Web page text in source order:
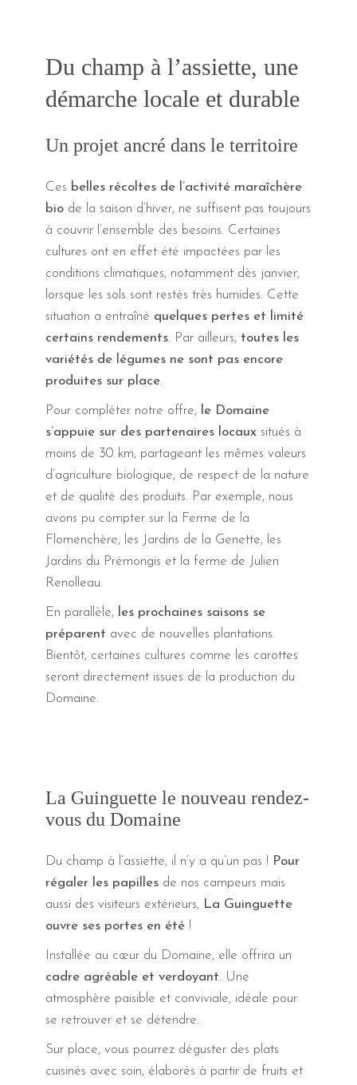
Du champ à l’assiette, une
démarche locale et durable
Un projet ancré dans le territoire
Ces belles récoltes de l’activité maraîchère
biode la saison d’hiver, ne suffisent pas toujours
à couvrir l’ensemble des besoins. Certaines
cultures ont en effet été impactées par les
conditions climatiques, notamment dès janvier,
lorsque les sols sont restés très humides. Cette
situation a entraîné quelques pertes et limité
certains rendements. Par ailleurs, toutes les
variétés de légumes ne sont pas encore
produites sur place.
Pour compléter notre offre, le Domaine
s’appuie sur des partenaires locauxsitués à
moins de 30 km, partageant les mêmes valeurs
d’agriculture biologique, de respect de la nature
et de qualité des produits. Par exemple, nous
avons pu compter sur la Ferme de la
Flomenchère, les Jardins de la Genette, les
Jardins du Prémongis et la ferme de Julien
Renolleau.
En parallèle, les prochaines saisons se
préparent avec de nouvelles plantations.
Bientôt, certaines cultures comme les carottes
seront directement issues de la production du
Domaine.
La Guinguette le nouveau rendez-
vous du Domaine
Du champ à l’assiette, il n’y a qu’un pas ! Pour
régaler les papillesde nos campeurs mais
aussi des visiteurs extérieurs, La Guinguette
ouvre ses portes en été!
Installée au cœur du Domaine, elle offrira un
cadre agréable et verdoyant. Une
atmosphère paisible et conviviale, idéale pour
se retrouver et se détendre.
Sur place, vous pourrez déguster des plats
cuisinés avec soin, élaborés à partir de fruits et